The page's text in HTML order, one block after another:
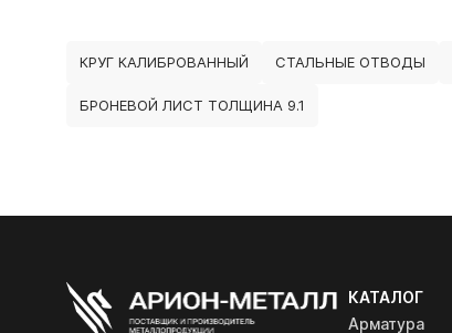
КРУГ КАЛИБРОВАННЫЙ СТАЛЬНЫЕ ОТВОДЫ
БРОНЕВОЙ ЛИСТ ТОЛЩИНА 9.1
КАТАЛОГ
Арматура